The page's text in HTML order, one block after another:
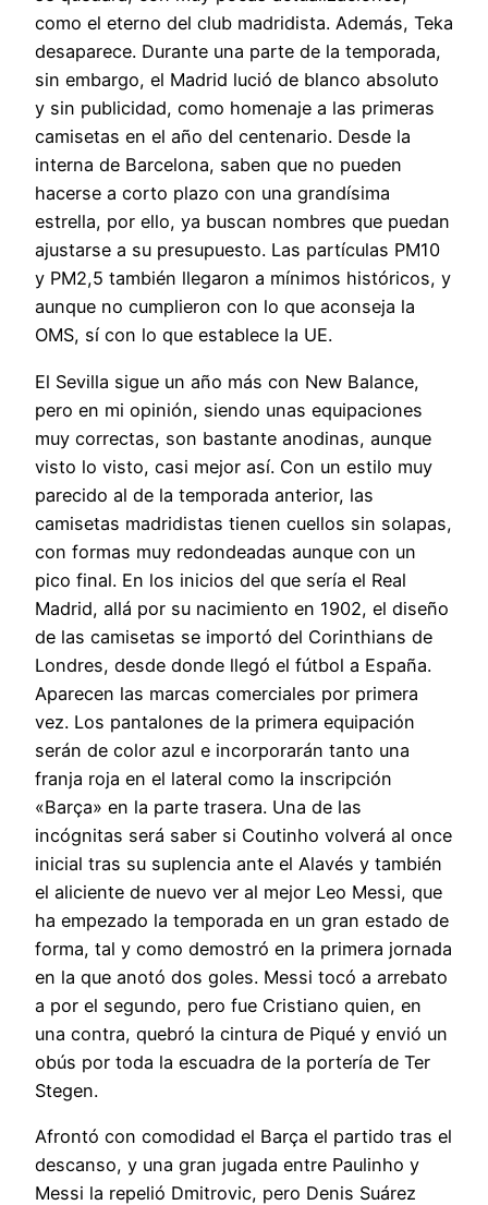
como el eterno del club madridista. Además, Teka
desaparece. Durante una parte de la temporada,
sin embargo, el Madrid lució de blanco absoluto
y sin publicidad, como homenaje a las primeras
camisetas en el año del centenario. Desde la
interna de Barcelona, saben que no pueden
hacerse a corto plazo con una grandísima
estrella, por ello, ya buscan nombres que puedan
ajustarse a su presupuesto. Las partículas PM10
y PM2,5 también llegaron a mínimos históricos, y
aunque no cumplieron con lo que aconseja la
OMS, sí con lo que establece la UE.
El Sevilla sigue un año más con New Balance,
pero en mi opinión, siendo unas equipaciones
muy correctas, son bastante anodinas, aunque
visto lo visto, casi mejor así. Con un estilo muy
parecido al de la temporada anterior, las
camisetas madridistas tienen cuellos sin solapas,
con formas muy redondeadas aunque con un
pico final. En los inicios del que sería el Real
Madrid, allá por su nacimiento en 1902, el diseño
de las camisetas se importó del Corinthians de
Londres, desde donde llegó el fútbol a España.
Aparecen las marcas comerciales por primera
vez. Los pantalones de la primera equipación
serán de color azul e incorporarán tanto una
franja roja en el lateral como la inscripción
«Barça» en la parte trasera. Una de las
incógnitas será saber si Coutinho volverá al once
inicial tras su suplencia ante el Alavés y también
el aliciente de nuevo ver al mejor Leo Messi, que
ha empezado la temporada en un gran estado de
forma, tal y como demostró en la primera jornada
en la que anotó dos goles. Messi tocó a arrebato
a por el segundo, pero fue Cristiano quien, en
una contra, quebró la cintura de Piqué y envió un
obús por toda la escuadra de la portería de Ter
Stegen.
Afrontó con comodidad el Barça el partido tras el
descanso, y una gran jugada entre Paulinho y
Messi la repelió Dmitrovic, pero Denis Suárez